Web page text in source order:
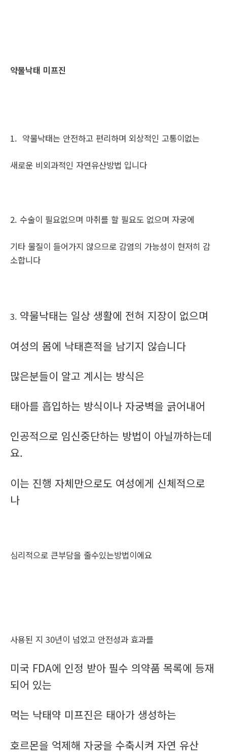
약물낙태 미프진
1. 약물낙태는 안전하고 편리하며 외상적인 고통이없는
새로운 비외과적인 자연유산방법 입니다
2. 수술이 필요없으며 마취를 할 필요도 없으며 자궁에
기타 물질이 들어가지 않으므로 감염의 가능성이 현저히 감
소합니다
3. 약물낙태는 일상 생활에 전혀 지장이 없으며
여성의 몸에 낙태흔적을 남기지 않습니다
많은분들이 알고 계시는 방식은
태아를 흡입하는 방식이나 자궁벽을 긁어내어
인공적으로 임신중단하는 방법이 아닐까하는데
요.
이는 진행 자체만으로도 여성에게 신체적으로
나
심리적으로 큰부담을 줄수있는방법이에요
사용된 지 30년이 넘었고 안전성과 효과를
미국 FDA에 인정 받아 필수 의약품 목록에 등재
되어 있는
먹는 낙태약 미프진은 태아가 생성하는
호르몬을 억제해 자궁을 수축시켜 자연 유산